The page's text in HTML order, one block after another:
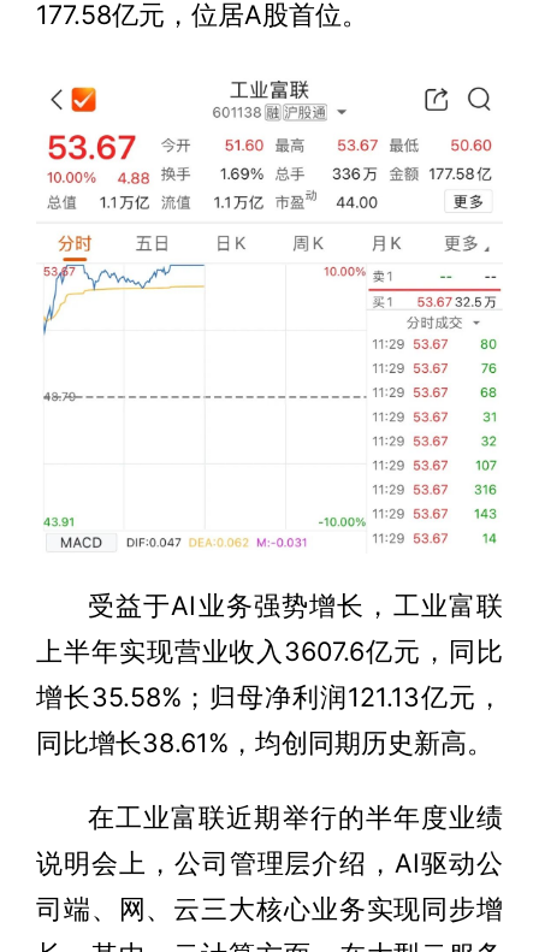
177.58亿元，位居A股首位。
受益于AI业务强势增长，工业富联
上半年实现营业收入3607.6亿元，同比
增长35.58%；归母净利润121.13亿元，
同比增长38.61%，均创同期历史新高。
在工业富联近期举行的半年度业绩
说明会上，公司管理层介绍，AI驱动公
司端、网、云三大核心业务实现同步增